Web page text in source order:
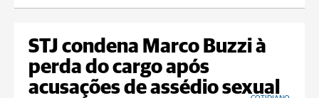
STJ condena Marco Buzzi à
perda do cargo após
acusações de assédio sexual